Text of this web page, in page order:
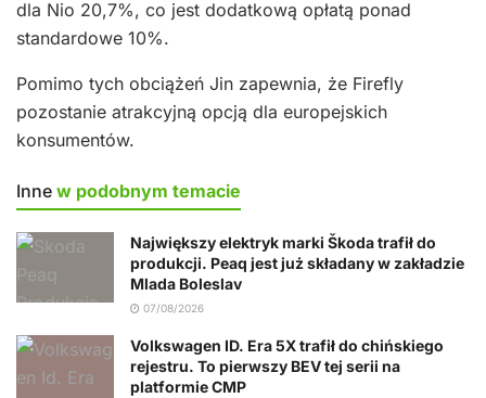
dla Nio 20,7%, co jest dodatkową opłatą ponad
standardowe 10%.
Pomimo tych obciążeń Jin zapewnia, że Firefly
pozostanie atrakcyjną opcją dla europejskich
konsumentów.
Inne w podobnym temacie
Największy elektryk marki Škoda trafił do
produkcji. Peaq jest już składany w zakładzie
Mlada Boleslav
07/08/2026
Volkswagen ID. Era 5X trafił do chińskiego
rejestru. To pierwszy BEV tej serii na
platformie CMP